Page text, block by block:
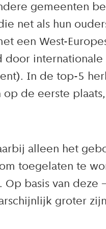
gemeenten
net als hun
een West-
door
In de top-5
op de eerste
alleen het
toegelaten te
basis van deze
groter